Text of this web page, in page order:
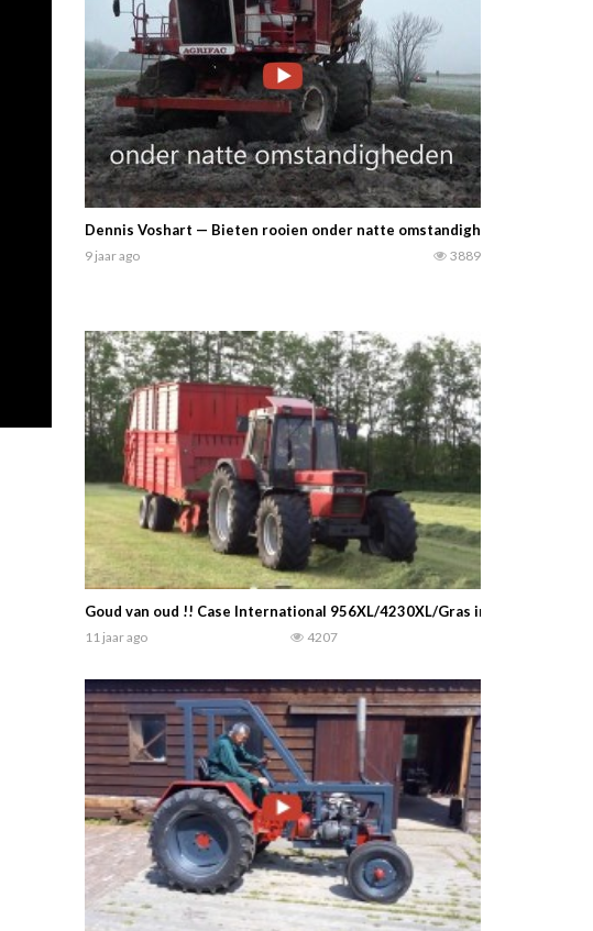
Dennis Voshart — Bieten rooien onder natte omstandigheden. Er werd
9 jaar ago 3889
Goud van oud !! Case International 956XL/4230XL/Gras inkuilen/
11 jaar ago 4207